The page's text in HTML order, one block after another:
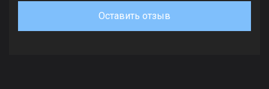
Оставить отзыв